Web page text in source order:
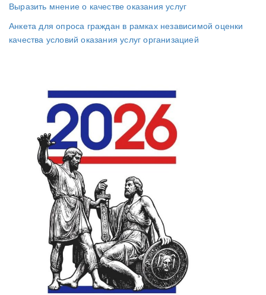
Выразить мнение о качестве оказания услуг
Анкета для опроса граждан в рамках независимой оценки
качества условий оказания услуг организацией